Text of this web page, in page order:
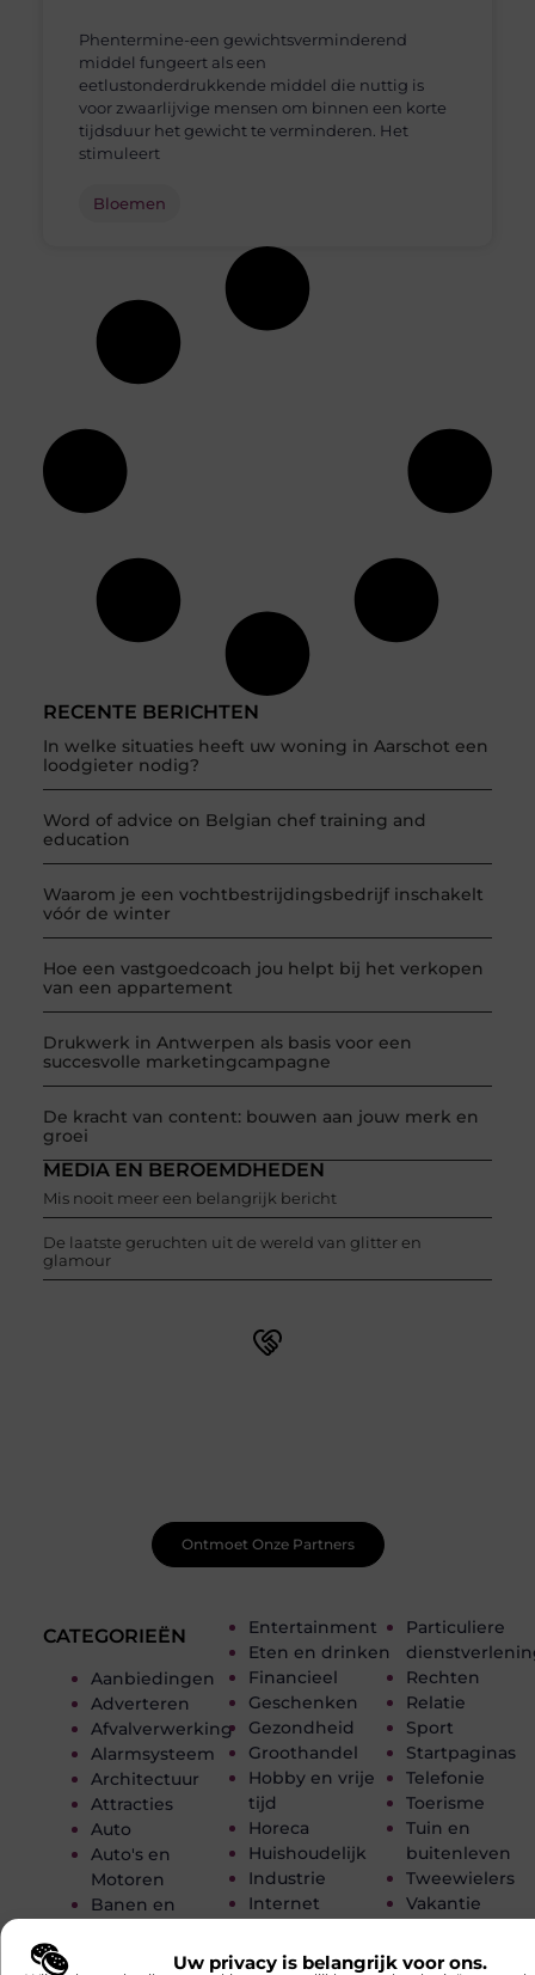
Uw privacy is belangrijk voor ons.
RECENTE BERICHTEN
In welke situaties heeft uw woning in Aarschot een
loodgieter nodig?
Word of advice on Belgian chef training and
education
Waarom je een vochtbestrijdingsbedrijf inschakelt
vóór de winter
Hoe een vastgoedcoach jou helpt bij het verkopen
van een appartement
Drukwerk in Antwerpen als basis voor een
succesvolle marketingcampagne
De kracht van content: bouwen aan jouw merk en
groei
CATEGORIEËN
Aanbiedingen
Adverteren
Afvalverwerking
Alarmsysteem
Architectuur
Attracties
Auto
Auto's en
Motoren
Banen en
Beauty en
Entertainment
Eten en drinken
Financieel
Geschenken
Gezondheid
Groothandel
Hobby en vrije
tijd
Horeca
Huishoudelijk
Industrie
Internet
marketing
Particuliere
Rechten
Relatie
Sport
Startpaginas
Telefonie
Toerisme
Tuin en
buitenleven
Tweewielers
Vakantie
Vervoer en
MEDIA EN BEROEMDHEDEN
Mis nooit meer een belangrijk bericht
De laatste geruchten uit de wereld van glitter en
glamour
Ontmoet Onze Partners
Phentermine-een gewichtsverminderend
middel fungeert als een
eetlustonderdrukkende middel die nuttig is
voor zwaarlijvige mensen om binnen een korte
tijdsduur het gewicht te verminderen. Het
stimuleert
Bloemen